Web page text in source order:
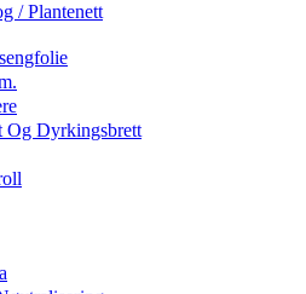
/ Plantenett
Og Dyrkingsbrett